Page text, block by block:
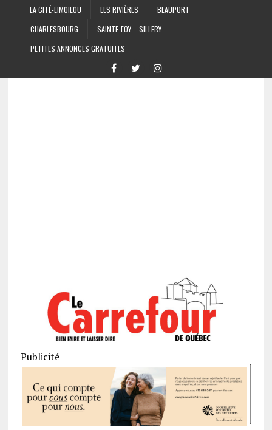
LA CITÉ-LIMOILOU LES RIVIÈRES
BEAUPORT
CHARLESBOURG
SAINTE-FOY – SILLERY
PETITES ANNONCES GRATUITES
Publicité